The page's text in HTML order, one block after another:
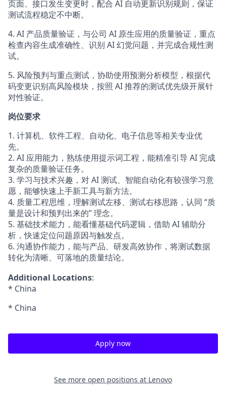
页面、接口发生变更时，配合 AI 自动更新识别规则，保证
测试流程稳定不中断。
4. AI 产品质量验证，与公司 AI 原生应用的质量验证，重点
检查内容生成准确性、识别 AI 幻觉问题，并完成合规性测
试。
5. 风险预判与重点测试，协助使用预测分析模型，根据代
码变更识别高风险模块，按照 AI 推荐的测试优先级开展针
对性验证。
岗位要求
1. 计算机、软件工程、自动化、电子信息等相关专业优
先。
2. AI 应用能力，熟练使用提示词工程，能精准引导 AI 完成
复杂的质量验证任务。
3. 学习与技术兴趣，对 AI 测试、智能自动化有较强学习意
愿，能够快速上手新工具与新方法。
4. 质量工程思维，理解测试左移、测试右移思路，认同 “质
量是设计和预判出来的” 理念。
5. 基础技术能力，能看懂基础代码逻辑，借助 AI 辅助分
析，快速定位问题原因与触发点。
6. 沟通协作能力，能与产品、研发高效协作，将测试数据
转化为清晰、可落地的质量结论。
Additional Locations:
* China
* China
Apply now
See more open positions at Lenovo